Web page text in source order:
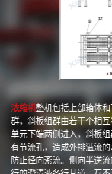
浓缩机整机包括上部箱体
群，斜板组群由若干个相
单元下端两侧进入，斜板
有节流孔，造成外排溢流
防止径向紊流。侧向半逆